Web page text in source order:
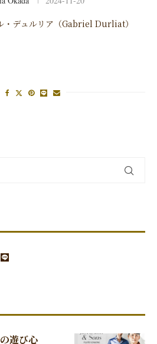
・デュルリア（Gabriel Durliat）
遊び心